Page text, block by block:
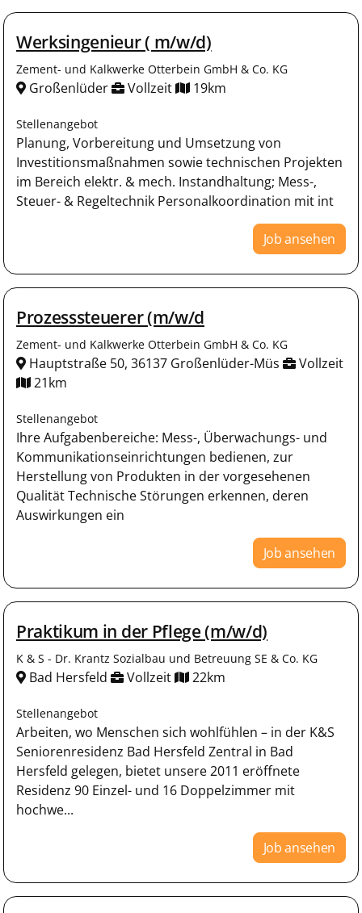
Werksingenieur ( m/w/d)
Zement- und Kalkwerke Otterbein GmbH & Co. KG
Großenlüder Vollzeit 19km
Stellenangebot
Planung, Vorbereitung und Umsetzung von
Investitionsmaßnahmen sowie technischen Projekten
im Bereich elektr. & mech. Instandhaltung; Mess-,
Steuer- & Regeltechnik Personalkoordination mit int
Job ansehen
Prozesssteuerer (m/w/d
Zement- und Kalkwerke Otterbein GmbH & Co. KG
Hauptstraße 50, 36137 Großenlüder-Müs
Vollzeit
21km
Stellenangebot
Ihre Aufgabenbereiche: Mess-, Überwachungs- und
Kommunikationseinrichtungen bedienen, zur
Herstellung von Produkten in der vorgesehenen
Qualität Technische Störungen erkennen, deren
Auswirkungen ein
Job ansehen
Praktikum in der Pflege (m/w/d)
K & S - Dr. Krantz Sozialbau und Betreuung SE & Co. KG
Bad Hersfeld Vollzeit 22km
Stellenangebot
Arbeiten, wo Menschen sich wohlfühlen – in der K&S
Seniorenresidenz Bad Hersfeld Zentral in Bad
Hersfeld gelegen, bietet unsere 2011 eröffnete
Residenz 90 Einzel- und 16 Doppelzimmer mit
hochwe...
Job ansehen